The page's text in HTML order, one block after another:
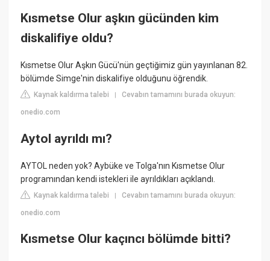
Kısmetse Olur aşkın gücünden kim
diskalifiye oldu?
Kısmetse Olur Aşkın Gücü'nün geçtiğimiz gün yayınlanan 82.
bölümde Simge'nin diskalifiye olduğunu öğrendik.
Kaynak kaldırma talebi |Cevabın tamamını burada okuyun:
onedio.com
Aytol ayrıldı mı?
AYTOL neden yok? Aybüke ve Tolga'nın Kısmetse Olur
programından kendi istekleri ile ayrıldıkları açıklandı.
Kaynak kaldırma talebi |Cevabın tamamını burada okuyun:
onedio.com
Kısmetse Olur kaçıncı bölümde bitti?